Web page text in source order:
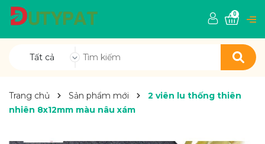
Tất cả
0
Trang chủ Sản phẩm mới
2 viên lu thống thiên
nhiên 8x12mm màu nâu xám